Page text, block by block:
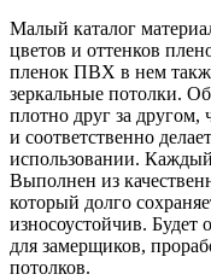
Малый каталог
цветов и оттенков
пленок ПВХ в нем
зеркальные потолки.
плотно друг за другом,
и соответственно
использовании.
Выполнен из
который долго
износоустойчив.
для замерщиков,
потолков.